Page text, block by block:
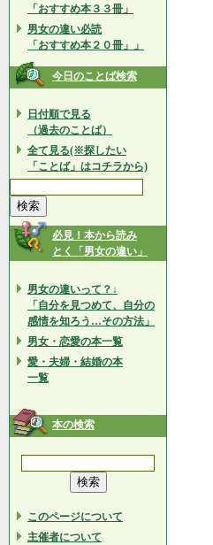
「おすすめ本３３冊」
男女の違い必読
「おすすめ本２０冊」」
今日のことば検索
日付順で見る
（過去のことば）
全て見る(※探したい
「ことば」はコチラから)
必見！本から読み
とく「男女の違い」
男女の違いって？↓
「自分を見つめて、自分の
感情を知ろう…その方法」
男女・恋愛の本一覧
愛・夫婦・結婚の本
一覧
本の検索
このページについて
主催者について